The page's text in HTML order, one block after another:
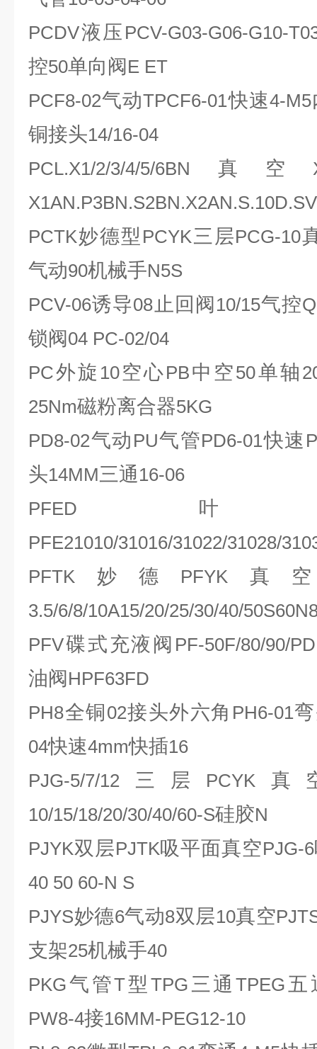
PCDV液压 PCV-G03-G06-G10-
控50单向阀 E ET
PCF8-02气动TPCF6-01快速4-M5
铜接头14/16-04
PCL.X1/2/3/4/5/6BN 真空
X1AN.P3BN.S2BN.X2AN.S.10D.SV
PCTK妙德型 PCYK三层PCG-10
气动90机械手N5S
PCV-06诱导08止回阀 10/15气控
锁阀04 PC-02/04
PC外旋 10空心PB中空50单轴
25Nm磁粉离合器5KG
PD8-02气动 PU气管PD6-01快速
头14MM三通 16-06
PFED 叶
PFE21010/31016/31022/31028/
PFTK 妙德 PFYK 真
3.5/6/8/10A15/20/25/30/40/
PFV碟式充液阀 PF-50F/80/90/
油阀 HPF63FD
PH8全铜 02接头外六角 PH6-01
04快速4mm快插16
PJG-5/7/12 三层 PCYK真
10/15/18/20/30/40/60-S硅胶N
PJYK双层PJTK吸平面真空PJG-6
40 50 60-N S
PJYS妙德6气动8双层10真空
支架25机械手40
PKG气管T型 TPG 三通 TPEG五
PW8-4接16MM-PEG12-10